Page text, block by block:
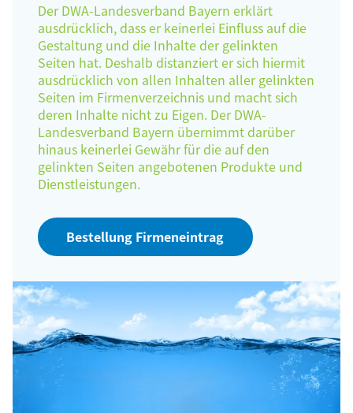
Der DWA-Landesverband Bayern erklärt
ausdrücklich, dass er keinerlei Einfluss auf die
Gestaltung und die Inhalte der gelinkten
Seiten hat. Deshalb distanziert er sich hiermit
ausdrücklich von allen Inhalten aller gelinkten
Seiten im Firmenverzeichnis und macht sich
deren Inhalte nicht zu Eigen. Der DWA-
Landesverband Bayern übernimmt darüber
hinaus keinerlei Gewähr für die auf den
gelinkten Seiten angebotenen Produkte und
Dienstleistungen.
Bestellung Firmeneintrag